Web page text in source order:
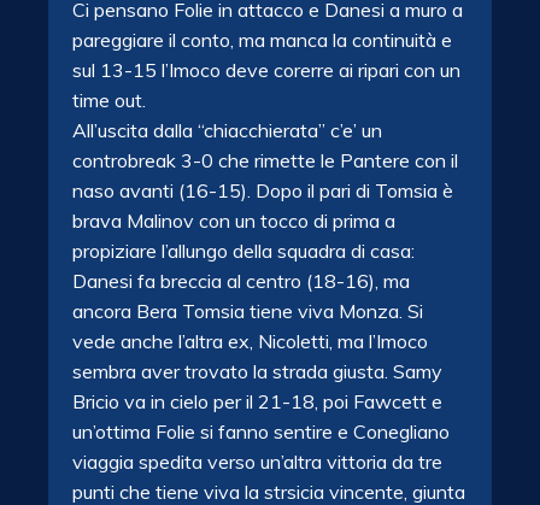
Ci pensano Folie in attacco e Danesi a muro a
pareggiare il conto, ma manca la continuità e
sul 13-15 l’Imoco deve corerre ai ripari con un
time out.
All’uscita dalla “chiacchierata” c’e’ un
controbreak 3-0 che rimette le Pantere con il
naso avanti (16-15). Dopo il pari di Tomsia è
brava Malinov con un tocco di prima a
propiziare l’allungo della squadra di casa:
Danesi fa breccia al centro (18-16), ma
ancora Bera Tomsia tiene viva Monza. Si
vede anche l’altra ex, Nicoletti, ma l’Imoco
sembra aver trovato la strada giusta. Samy
Bricio va in cielo per il 21-18, poi Fawcett e
un’ottima Folie si fanno sentire e Conegliano
viaggia spedita verso un’altra vittoria da tre
punti che tiene viva la strsicia vincente, giunta